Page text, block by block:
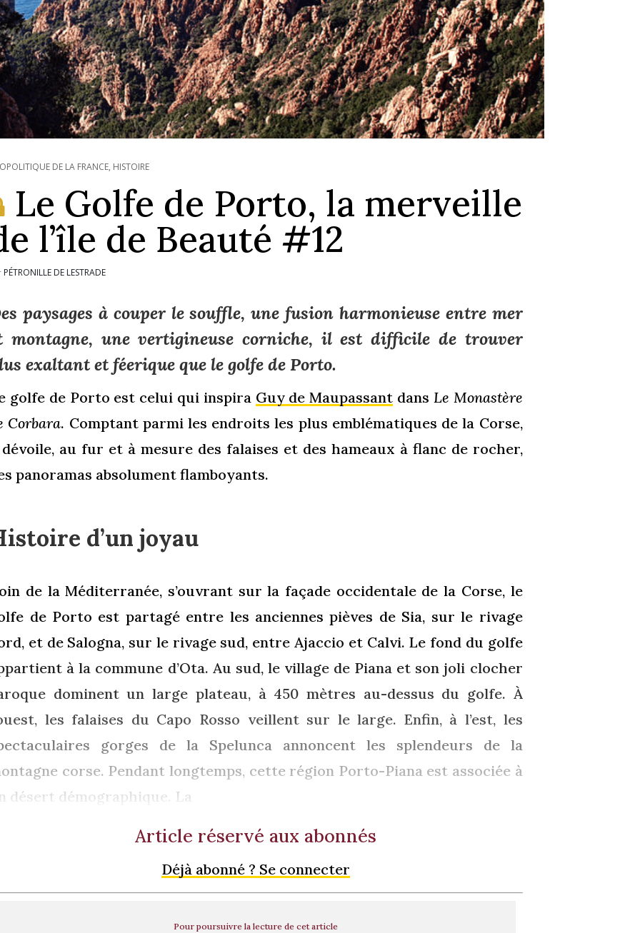
DE LA FRANCE, HISTOIRE
Le Golfe de Porto, la merveille
l’île de Beauté #12
PÉTRONILLE DE LESTRADE
paysages à couper le souffle, une fusion harmonieuse entre mer
montagne, une vertigineuse corniche, il est difficile de trouver
exaltant et féerique que le golfe de Porto.
golfe de Porto est celui qui inspira Guy de Maupassant dans Le Monastère
Corbara. Comptant parmi les endroits les plus emblématiques de la Corse,
au fur et à mesure des falaises et des hameaux à flanc de rocher,
panoramas absolument flamboyants.
d’un joyau
de la Méditerranée, s’ouvrant sur la façade occidentale de la Corse, le
de Porto est partagé entre les anciennes pièves de Sia, sur le rivage
et de Salogna, sur le rivage sud, entre Ajaccio et Calvi. Le fond du golfe
à la commune d’Ota. Au sud, le village de Piana et son joli clocher
dominent un large plateau, à 450 mètres au-dessus du golfe. À
les falaises du Capo Rosso veillent sur le large. Enfin, à l’est, les
gorges de la Spelunca annoncent les splendeurs de la
corse. Pendant longtemps, cette région Porto-Piana est associée à
désert démographique. La
Article réservé aux abonnés
Déjà abonné ? Se connecter
Pour poursuivre la lecture de cet article